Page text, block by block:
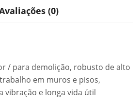
(0)
/ para demolição, robusto de alto
em muros e pisos,
vibração e longa vida útil